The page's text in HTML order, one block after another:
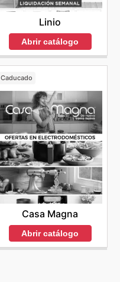
Linio
Abrir catálogo
Caducado
Casa Magna
Abrir catálogo